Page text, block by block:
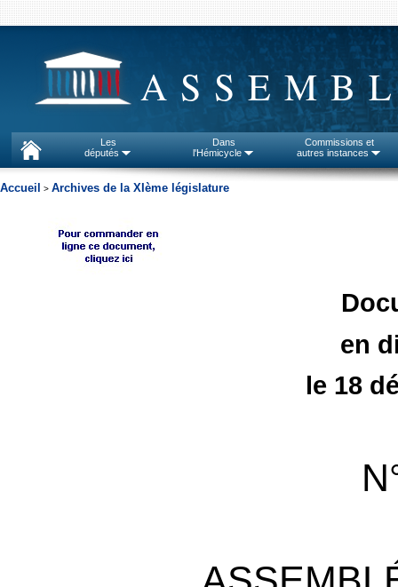
Les
députés
Dans
l'Hémicycle
Commissions et
autres instances
Accueil > Archives de la XIème législature
en
le 18